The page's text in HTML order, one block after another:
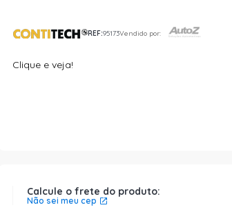
REF:95173Vendido por:
Clique e veja!
Calcule o frete do produto:
Não sei meu cep